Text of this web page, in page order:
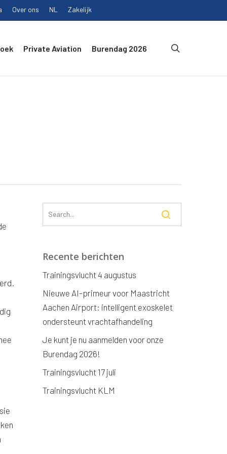
Over ons NL Zakelijk
Private Aviation Burendag 2026
Recente berichten
Trainingsvlucht 4 augustus
Nieuwe AI-primeur voor Maastricht
Aachen Airport: intelligent exoskelet
ondersteunt vrachtafhandeling
Je kunt je nu aanmelden voor onze
Burendag 2026!
Trainingsvlucht 17 juli
Trainingsvlucht KLM